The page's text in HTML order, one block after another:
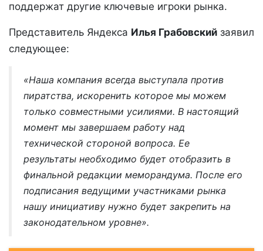
поддержат другие ключевые игроки рынка.
Представитель Яндекса Илья Грабовский заявил
следующее:
«Наша компания всегда выступала против
пиратства, искоренить которое мы можем
только совместными усилиями. В настоящий
момент мы завершаем работу над
технической стороной вопроса. Ее
результаты необходимо будет отобразить в
финальной редакции меморандума. После его
подписания ведущими участниками рынка
нашу инициативу нужно будет закрепить на
законодательном уровне».